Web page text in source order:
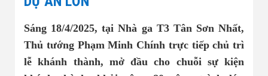
Marine City
Đông Tăng Long
Nhà đất bán 01
Sáng 18/4/2025, tại Nhà ga T3 Tân Sơn Nhất,
Thủ tướng Phạm Minh Chính trực tiếp chủ trì
lễ khánh thành, mở đầu cho chuỗi sự kiện